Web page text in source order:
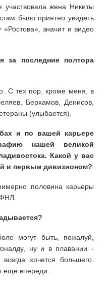
участвовала жена Никиты
было приятно увидеть
значит и видео
за последние полтора
С тех пор, кроме меня, в
Берхамов, Денисов,
(улыбается).
и по вашей карьере
нашей великой
Какой у вас
и первым дивизионом?
половина карьеры
могут быть, пожалуй,
ну и в плавании -
хочется большего.
впереди.